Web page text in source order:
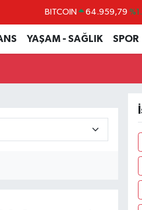
BITCOIN 64.959,79
DOLAR 47,7436
EURO 55,2510
BİST100 13.779
YAŞAM - SAĞLIK SPOR